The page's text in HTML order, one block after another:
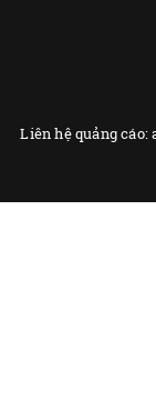
Liên hệ quảng